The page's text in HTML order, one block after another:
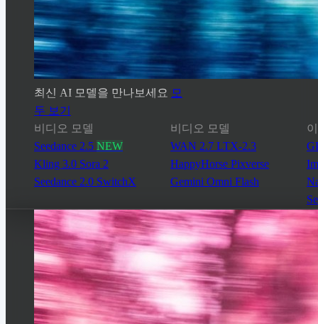
최신 AI 모델을 만나보세요 모
두 보기
비디오 모델
Seedance 2.5 NEW
Kling 3.0 Sora 2
Seedance 2.0 SwitchX
비디오 모델
WAN 2.7 LTX-2.3
HappyHorse Pixverse
Gemini Omni Flash